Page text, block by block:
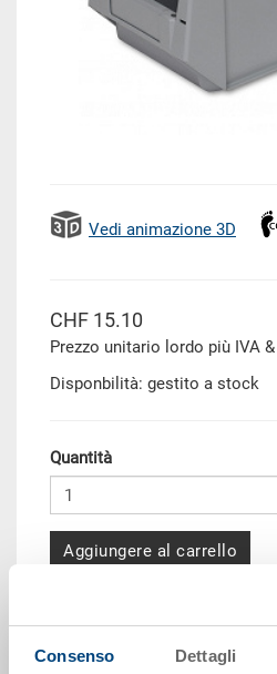
Consenso Dettagli
Vedi animazione 3D
CHF 15.10
Prezzo unitario lordo più IVA &
Disponbilità: gestito a stock
Quantità
Aggiungere al carrello
da 10 pezzi